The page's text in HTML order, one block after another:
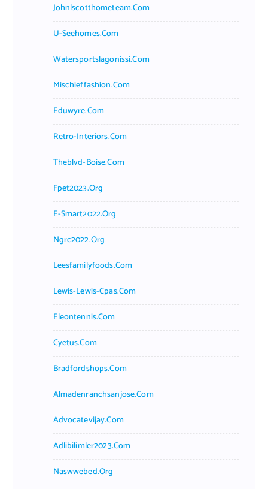
Johnlscotthometeam.com
U-Seehomes.com
Watersportslagonissi.com
Mischieffashion.com
Eduwyre.com
Retro-Interiors.com
Theblvd-Boise.com
Fpet2023.org
E-Smart2022.org
Ngrc2022.org
Leesfamilyfoods.com
Lewis-Lewis-Cpas.com
Eleontennis.com
Cyetus.com
Bradfordshops.com
Almadenranchsanjose.com
Advocatevijay.com
Adlibilimler2023.com
Naswwebed.org